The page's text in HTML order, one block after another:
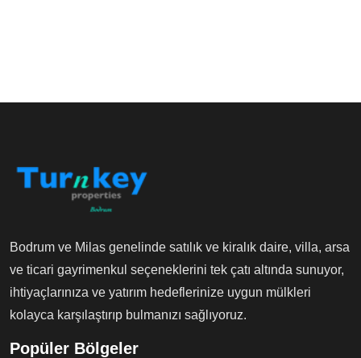
Bodrum ve Milas genelinde satılık ve kiralık daire, villa, arsa
ve ticari gayrimenkul seçeneklerini tek çatı altında sunuyor,
ihtiyaçlarınıza ve yatırım hedeflerinize uygun mülkleri
kolayca karşılaştırıp bulmanızı sağlıyoruz.
Popüler Bölgeler